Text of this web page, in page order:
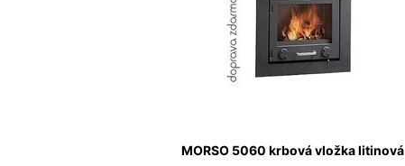
MORSO 5060 krbová vložka litinová